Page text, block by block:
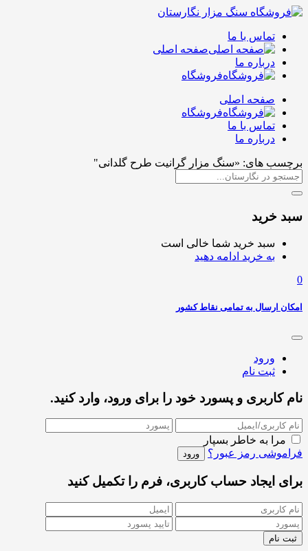
تماس با ما
صفحه اصلی
درباره ما
فروشگاه
صفحه اصلی
فروشگاه
تماس با ما
درباره ما
برچسب های: «سنگ مزار گرانیت طرح گلدانی"
سبد خرید
سبد خرید شما خالی است
به خرید ادامه دهید
0
امکان ارسال به تمامی نقاط کشور
ورود
ثبت نام
نام کاربری و پسورد خود را برای ورود، وارد کنید.
مرا به خاطر بسپار
فراموشی رمز عبور؟
برای ایجاد حساب کاربری، فرم را تکمیل کنید